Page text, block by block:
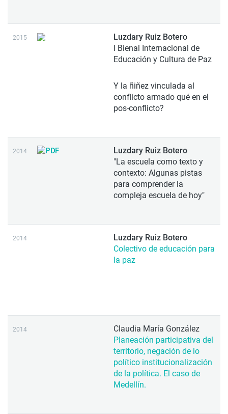
2015
Luzdary Ruiz Botero
I Bienal Internacional de
Educación y Cultura de Paz
Y la ñiñez vinculada al
conflicto armado qué en el
pos-conflicto?
2014
Luzdary Ruiz Botero
"La escuela como texto y
contexto: Algunas pistas
para comprender la
compleja escuela de hoy"
2014
Luzdary Ruiz Botero
Colectivo de educación para
la paz
2014
Claudia María González
Planeación participativa del
territorio, negación de lo
político institucionalización
de la política. El caso de
Medellín.